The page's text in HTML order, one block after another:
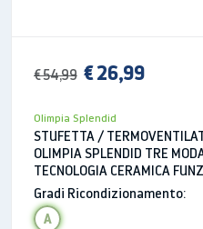
€ 54,99 € 26,99
Olimpia Splendid
STUFETTA /
OLIMPIA SPLENDID TRE
TECNOLOGIA CERAMICA
Gradi Ricondizionamento:
A